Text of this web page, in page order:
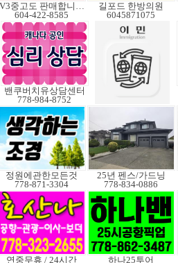
V3중고도 판매합니다.
604-422-8585
길포드 한방의원
6045871075
밴쿠버치유상담센터
778-984-8752
정원에관한모든것
778-871-3304
25년 펜스/가드닝
778-834-0886
연중무휴 / 24시간
하나25투어